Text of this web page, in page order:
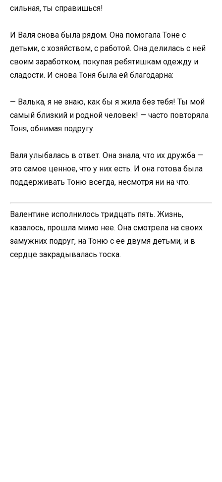
сильная, ты справишься!
И Валя снова была рядом. Она помогала Тоне с
детьми, с хозяйством, с работой. Она делилась с ней
своим заработком, покупая ребятишкам одежду и
сладости. И снова Тоня была ей благодарна:
— Валька, я не знаю, как бы я жила без тебя! Ты мой
самый близкий и родной человек! — часто повторяла
Тоня, обнимая подругу.
Валя улыбалась в ответ. Она знала, что их дружба —
это самое ценное, что у них есть. И она готова была
поддерживать Тоню всегда, несмотря ни на что.
Валентине исполнилось тридцать пять. Жизнь,
казалось, прошла мимо нее. Она смотрела на своих
замужних подруг, на Тоню с ее двумя детьми, и в
сердце закрадывалась тоска.